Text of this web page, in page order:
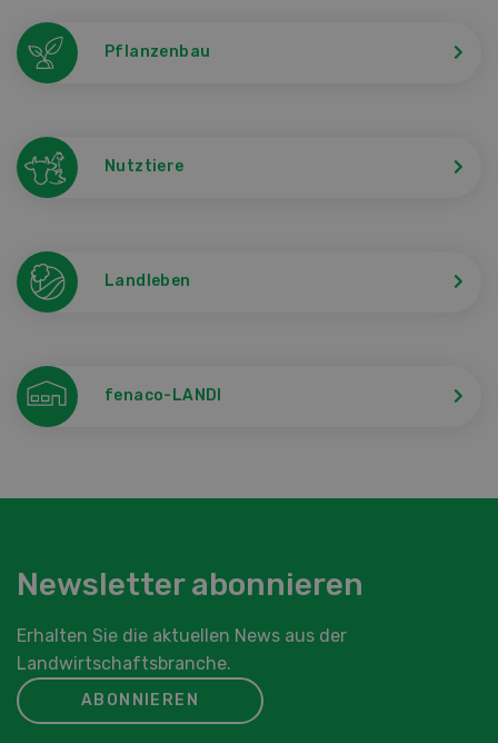
Pflanzenbau
Nutztiere
Landleben
fenaco-LANDI
Newsletter abonnieren
Erhalten Sie die aktuellen News aus der
Landwirtschaftsbranche.
ABONNIEREN